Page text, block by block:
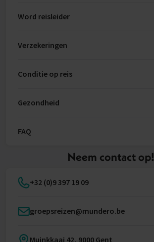
Word reisleider
Verzekeringen
Conditie op reis
Gezondheid
FAQ
Neem contact op!
+32 (0)9 397 19 09
groepsreizen@mundero.be
Muinkkaai 42, 9000 Gent